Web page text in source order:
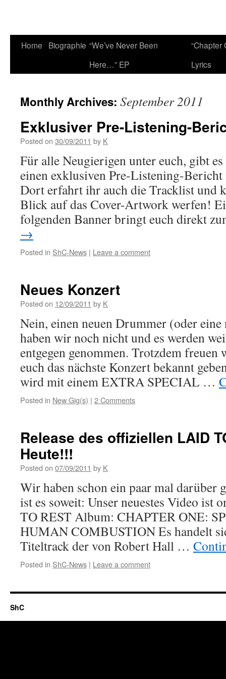
Home Biographie “We’ve Never Been
Here…” EP
“Chapter
Lyrics
Monthly Archives: September 2011
Exklusiver Pre-Listening-
Posted on 30/09/2011 by K
Für alle Neugierigen unter euch, gibt
einen exklusiven Pre-Listening-
Dort erfahrt ihr auch die Tracklist und
Blick auf das Cover-Artwork werfen!
folgenden Banner bringt euch direkt
→
Posted in ShC-News | Leave a comment
Neues Konzert
Posted on 12/09/2011 by K
Nein, einen neuen Drummer (oder
haben wir noch nicht und es werden
entgegen genommen. Trotzdem freuen
euch das nächste Konzert bekannt
wird mit einem EXTRA SPECIAL …
Posted in New Gig(s) | 2 Comments
Release des offiziellen LAID
Heute!!!
Posted on 07/09/2011 by K
Wir haben schon ein paar mal darüber
ist es soweit: Unser neuestes Video
TO REST Album: CHAPTER ONE:
HUMAN COMBUSTION Es handelt
Titeltrack der von Robert Hall …
Posted in ShC-News | Leave a comment
ShC